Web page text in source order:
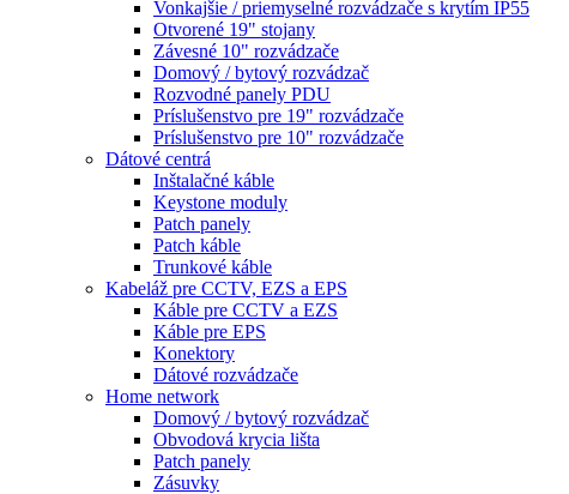
Vonkajšie / priemyselné rozvádzače s krytím IP55
Otvorené 19" stojany
Závesné 10" rozvádzače
Domový / bytový rozvádzač
Rozvodné panely PDU
Príslušenstvo pre 19" rozvádzače
Príslušenstvo pre 10" rozvádzače
Dátové centrá
Inštalačné káble
Keystone moduly
Patch panely
Patch káble
Trunkové káble
Kabeláž pre CCTV, EZS a EPS
Káble pre CCTV a EZS
Káble pre EPS
Konektory
Dátové rozvádzače
Home network
Domový / bytový rozvádzač
Obvodová krycia lišta
Patch panely
Zásuvky